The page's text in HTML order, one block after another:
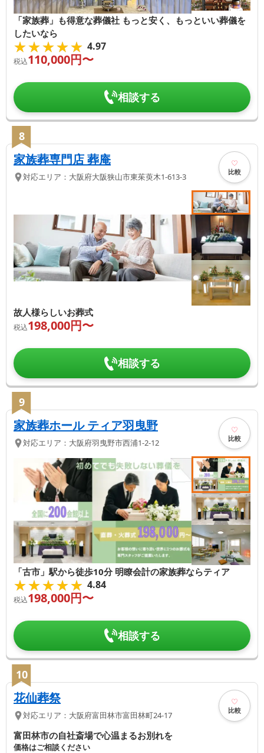
「家族葬」も得意な葬儀社 もっと安く、もっといい葬儀を
したいなら
★★★★★
★★★★★ 4.97
税込110,000円〜
相談する
8
家族葬専門店 葬庵
対応エリア： 大阪府大阪狭山市東茱萸木1-613-3 比較
故人様らしいお葬式
税込198,000円〜
相談する
9
家族葬ホール ティア羽曳野
対応エリア： 大阪府羽曳野市西浦1-2-12 比較
「古市」駅から徒歩10分 明瞭会計の家族葬ならティア
★★★★★
★★★★★ 4.84
税込198,000円〜
相談する
10
花仙葬祭
対応エリア： 大阪府富田林市富田林町24-17 比較
富田林市の自社斎場で心温まるお別れを
価格はご相談ください